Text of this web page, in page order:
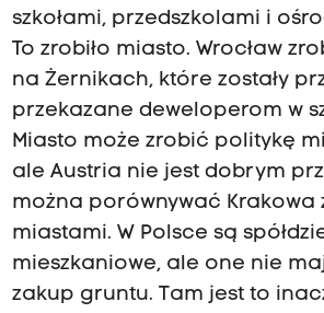
szkołami, przedszkolami i
To zrobiło miasto. Wrocław
na Żernikach, które zostały
przekazane deweloperom w
Miasto może zrobić politykę
ale Austria nie jest dobrym
można porównywać Krakowa
miastami. W Polsce są
mieszkaniowe, ale one nie
zakup gruntu. Tam jest to